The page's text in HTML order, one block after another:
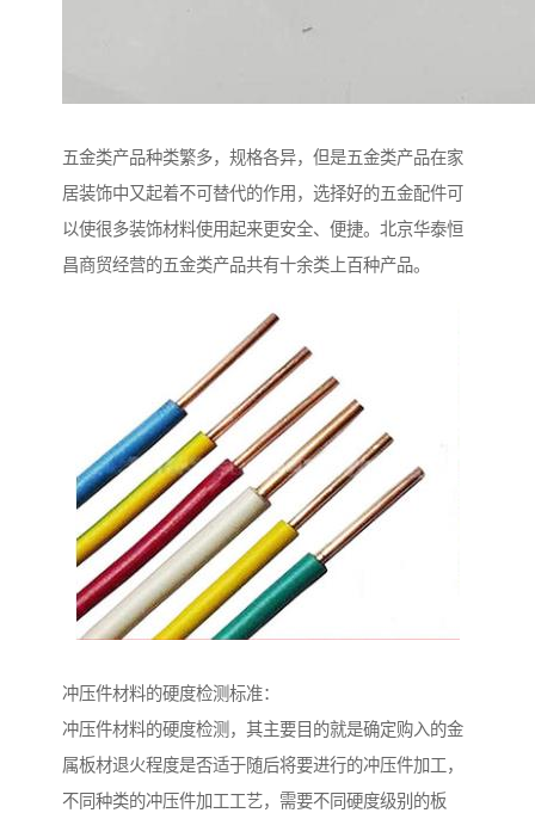
五金类产品种类繁多，规格各异，但是五金类产品在家
居装饰中又起着不可替代的作用，选择好的五金配件可
以使很多装饰材料使用起来更安全、便捷。北京华泰恒
昌商贸经营的五金类产品共有十余类上百种产品。
冲压件材料的硬度检测标准：
冲压件材料的硬度检测，其主要目的就是确定购入的金
属板材退火程度是否适于随后将要进行的冲压件加工，
不同种类的冲压件加工工艺，需要不同硬度级别的板